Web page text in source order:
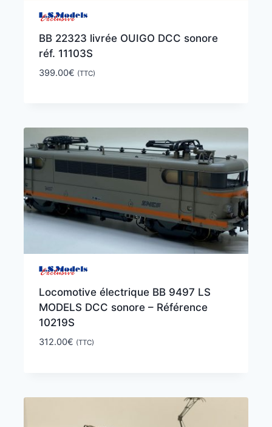
BB 22323 livrée OUIGO DCC sonore
réf. 11103S
399.00€ (TTC)
Locomotive électrique BB 9497 LS
MODELS DCC sonore – Référence
10219S
312.00€ (TTC)